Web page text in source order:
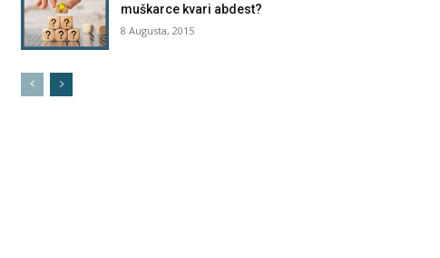
muškarce kvari abdest?
8 Augusta, 2015